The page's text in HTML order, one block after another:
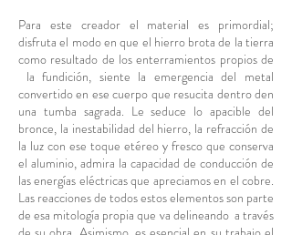
Para este creador el material es primordial;
disfruta el modo en que el hierro brota de la tierra
como resultado de los enterramientos propios de
la fundición, siente la emergencia del metal
convertido en ese cuerpo que resucita dentro den
una tumba sagrada. Le seduce lo apacible del
bronce, la inestabilidad del hierro, la refracción de
la luz con ese toque etéreo y fresco que conserva
el aluminio, admira la capacidad de conducción de
las energías eléctricas que apreciamos en el cobre.
Las reacciones de todos estos elementos son parte
de esa mitología propia que va delineando a través